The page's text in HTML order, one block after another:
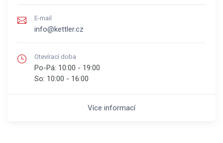
E-mail
info@kettler.cz
Otevírací doba
Po-Pá: 10:00 - 19:00
So: 10:00 - 16:00
Více informací